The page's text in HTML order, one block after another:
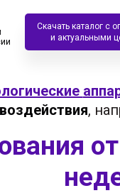
Скачать каталог с
и актуальными
,